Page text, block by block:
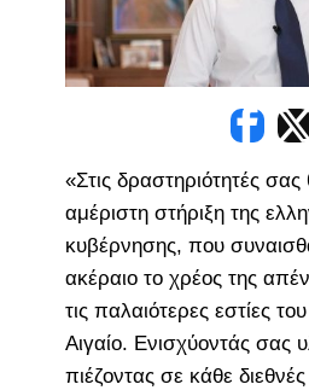
«Στις δραστηριότητές σας
αμέριστη στήριξη της
κυβέρνησης, που
ακέραιο το χρέος της
τις παλαιότερες εστίες
Αιγαίο. Ενισχύοντάς σας
πιέζοντας σε κάθε